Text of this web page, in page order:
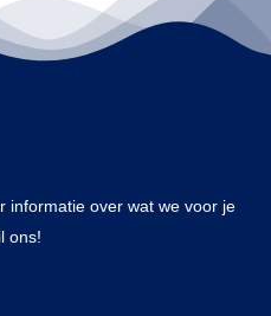
informatie over wat we voor je
ons!